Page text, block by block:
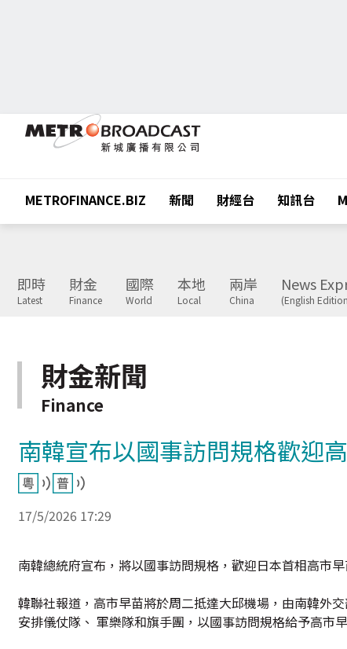
METROFINANCE.BIZ 新聞 財經台 知訊台
即時
Latest
財金
Finance
國際
World
本地
Local
兩岸
China
News
(English
財金新聞
Finance
南韓宣布以國事訪問規格歡迎
17/5/2026 17:29
南韓總統府宣布，將以國事訪問規格，歡迎日本首相高市
韓聯社報道，高市早苗將於周二抵達大邱機場，由南韓外
安排儀仗隊、 軍樂隊和旗手團，以國事訪問規格給予高市